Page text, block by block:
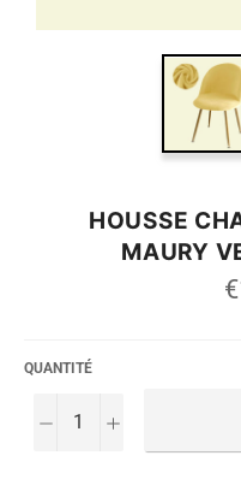
HOUSSE
MAURY
QUANTITÉ
− +